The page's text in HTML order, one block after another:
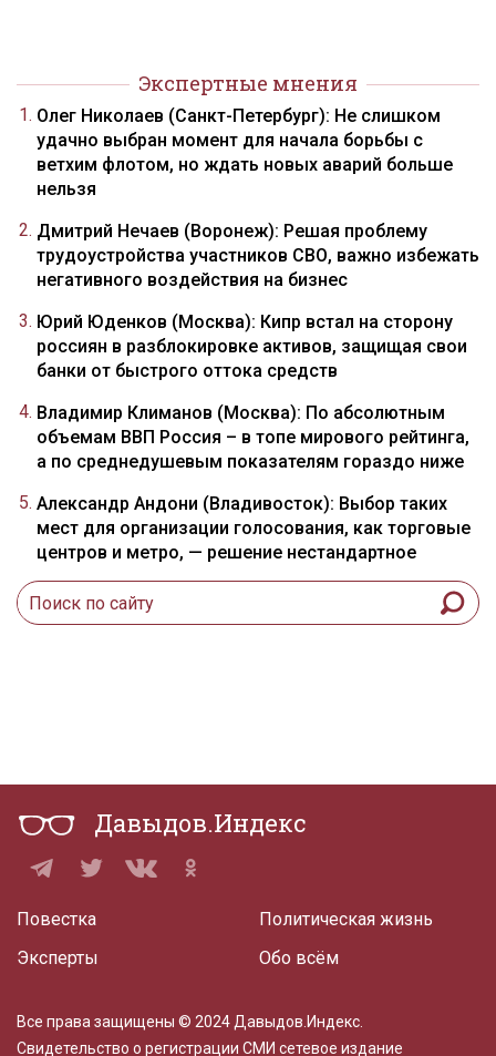
Экспертные мнения
Олег Николаев (Санкт-Петербург): Не слишком
удачно выбран момент для начала борьбы с
ветхим флотом, но ждать новых аварий больше
нельзя
Дмитрий Нечаев (Воронеж): Решая проблему
трудоустройства участников СВО, важно избежать
негативного воздействия на бизнес
Юрий Юденков (Москва): Кипр встал на сторону
россиян в разблокировке активов, защищая свои
банки от быстрого оттока средств
Владимир Климанов (Москва): По абсолютным
объемам ВВП Россия – в топе мирового рейтинга,
а по среднедушевым показателям гораздо ниже
Александр Андони (Владивосток): Выбор таких
мест для организации голосования, как торговые
центров и метро, — решение нестандартное
Давыдов.Индекс
Повестка
Эксперты
Политическая жизнь
Обо всём
Все права защищены © 2024 Давыдов.Индекс.
Свидетельство о регистрации СМИ сетевое издание